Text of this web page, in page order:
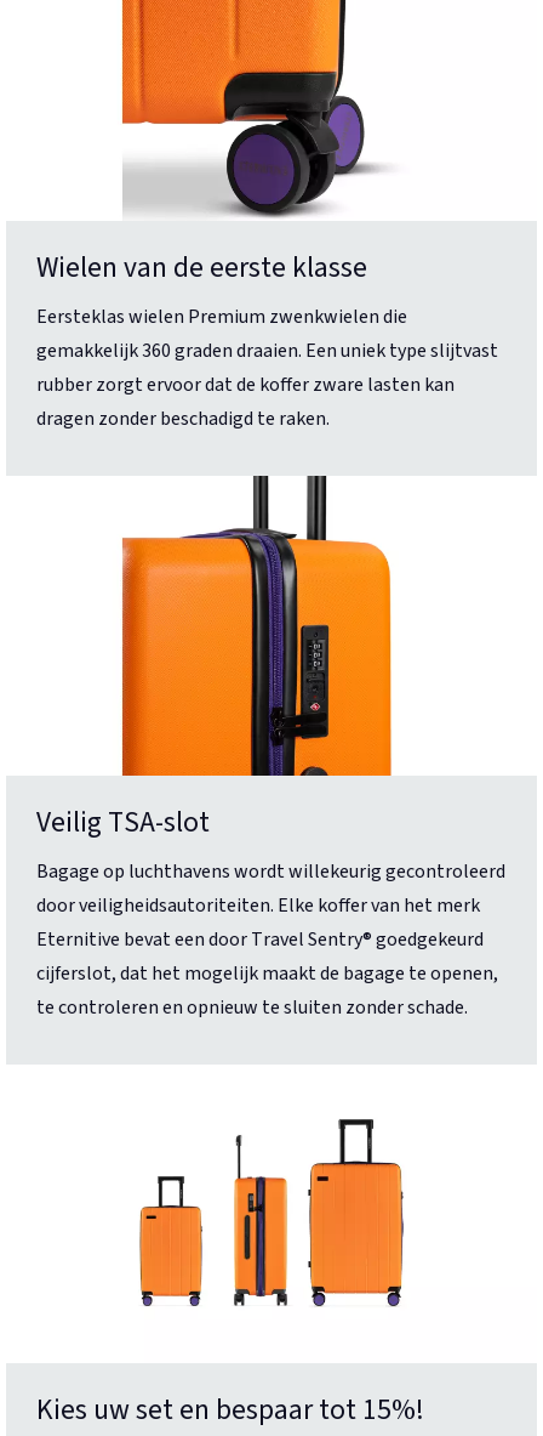
Wielen van de eerste klasse
Eersteklas wielen Premium zwenkwielen die
gemakkelijk 360 graden draaien. Een uniek type slijtvast
rubber zorgt ervoor dat de koffer zware lasten kan
dragen zonder beschadigd te raken.
Veilig TSA-slot
Bagage op luchthavens wordt willekeurig gecontroleerd
door veiligheidsautoriteiten. Elke koffer van het merk
Eternitive bevat een door Travel Sentry® goedgekeurd
cijferslot, dat het mogelijk maakt de bagage te openen,
te controleren en opnieuw te sluiten zonder schade.
Kies uw set en bespaar tot 15%!